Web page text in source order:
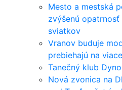
Mesto a mestská
zvýšenú
sviatkov
Vranov buduje
prebiehajú na
Tanečný klub
Nová zvonica na